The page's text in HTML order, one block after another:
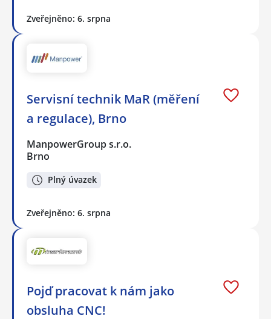
Zveřejněno: 6. srpna
Servisní technik MaR (měření
a regulace), Brno
ManpowerGroup s.r.o.
Brno
Plný úvazek
Zveřejněno: 6. srpna
Pojď pracovat k nám jako
obsluha CNC!